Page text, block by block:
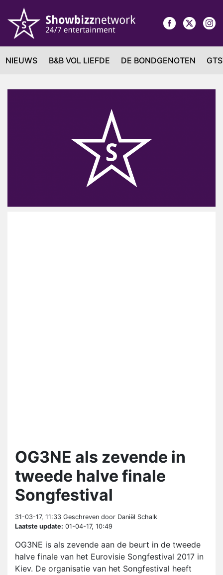
NIEUWS B&B VOL LIEFDE DE BONDGENOTEN
OG3NE als zevende in
tweede halve finale
Songfestival
31-03-17, 11:33 Geschreven door Daniël Schalk
Laatste update: 01-04-17, 10:49
OG3NE is als zevende aan de beurt in de tweede
halve finale van het Eurovisie Songfestival 2017 in
Kiev. De organisatie van het Songfestival heeft